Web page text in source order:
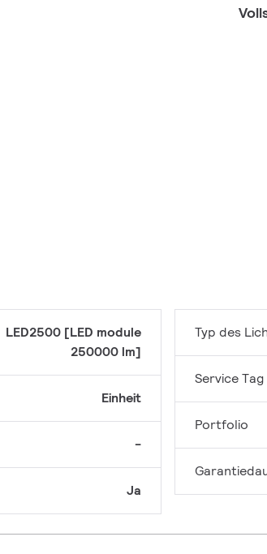
LED2500 [LED module
250000 lm]
Einheit
-
Ja
Typ des
Service Tag
Portfolio